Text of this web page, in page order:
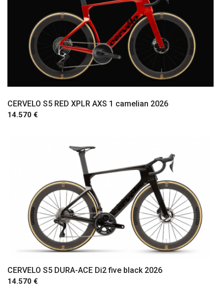
CERVELO S5 RED XPLR AXS 1 camelian 2026
14.570 €
CERVELO S5 DURA-ACE Di2 five black 2026
14.570 €